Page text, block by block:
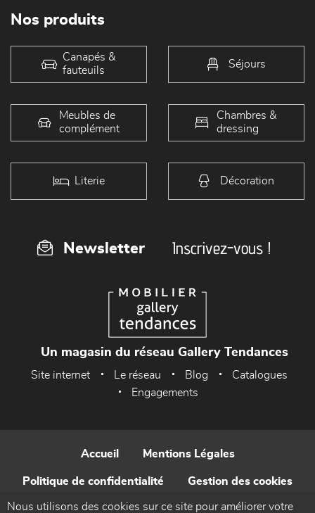
Nos produits
Canapés &
fauteuils
Séjours
Meubles de
complément
Chambres &
dressing
Literie Décoration
Newsletter Inscrivez-vous !
Un magasin du réseau Gallery Tendances
Site internet Le réseau Blog
Catalogues
Engagements
Accueil Mentions Légales
Politique de confidentialité Gestion des cookies
Contact
Nous utilisons des cookies sur ce site pour améliorer votre